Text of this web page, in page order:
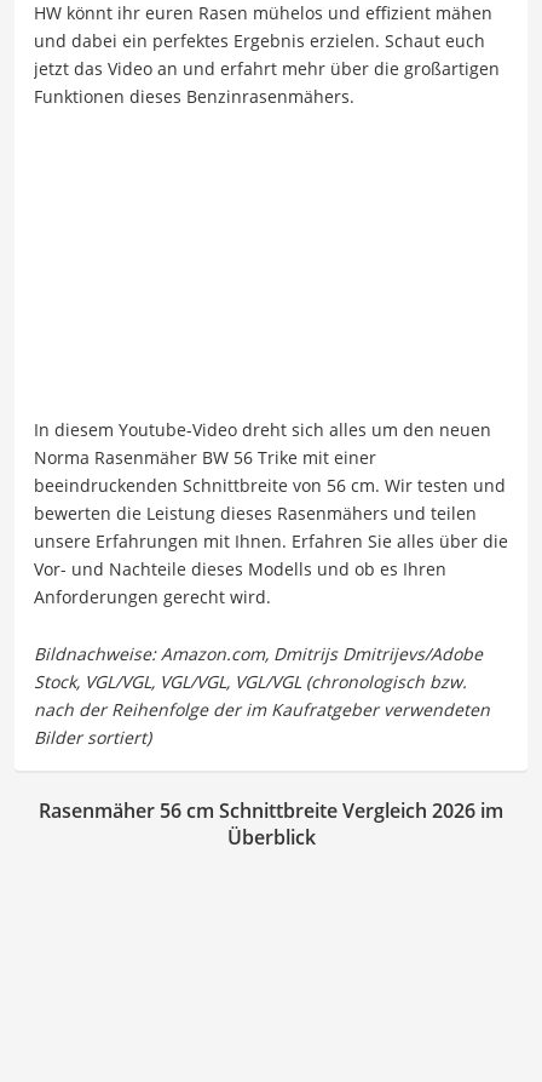
HW könnt ihr euren Rasen mühelos und effizient mähen
und dabei ein perfektes Ergebnis erzielen. Schaut euch
jetzt das Video an und erfahrt mehr über die großartigen
Funktionen dieses Benzinrasenmähers.
In diesem Youtube-Video dreht sich alles um den neuen
Norma Rasenmäher BW 56 Trike mit einer
beeindruckenden Schnittbreite von 56 cm. Wir testen und
bewerten die Leistung dieses Rasenmähers und teilen
unsere Erfahrungen mit Ihnen. Erfahren Sie alles über die
Vor- und Nachteile dieses Modells und ob es Ihren
Anforderungen gerecht wird.
Rasenmäher 56 cm Schnittbreite Vergleich 2026 im
Überblick